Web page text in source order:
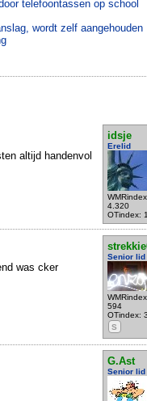
telefoontassen op school
wordt zelf aangehouden
idsje
Erelid
4.320
OTindex:
altijd handenvol
Senior lid
594
OTindex:
S
was cker
G.Ast
Senior lid